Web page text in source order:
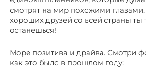
смотрят на мир похожими
хороших друзей со всей страны ты
останешься!
Море позитива и драйва. Смотри
как это было в прошлом году: